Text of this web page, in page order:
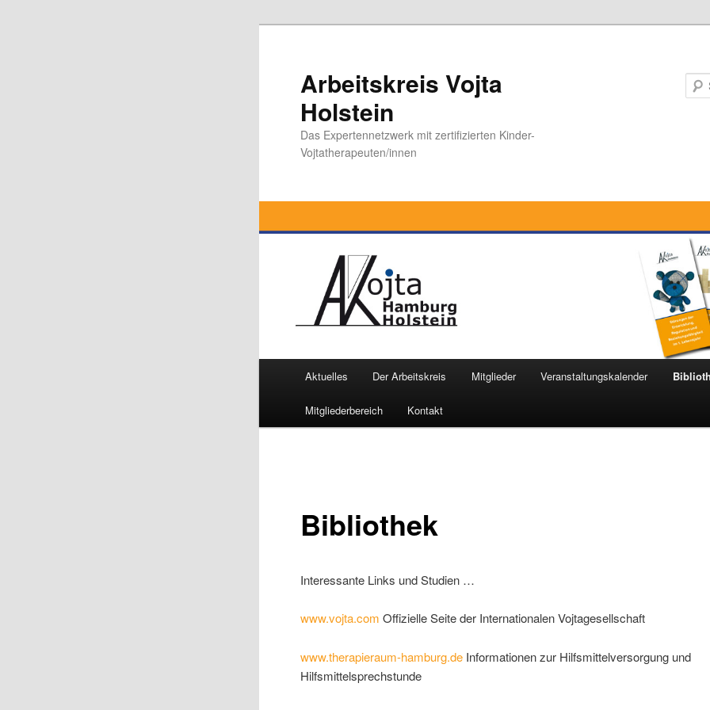
Arbeitskreis Vojta
Holstein
Das Expertennetzwerk mit zertifizierten Kinder-
Vojtatherapeuten/innen
Aktuelles Der Arbeitskreis Mitglieder Veranstaltungskalender
Mitgliederbereich Kontakt
Bibliothek
Interessante Links und Studien …
www.vojta.com Offizielle Seite der Internationalen Vojtagesellschaft
www.therapieraum-hamburg.de Informationen zur Hilfsmittelversorgung und
Hilfsmittelsprechstunde